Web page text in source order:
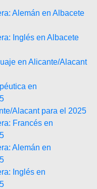
Alemán en Albacete
Inglés en Albacete
en Alicante/Alacant
en
Alacant para el 2025
Francés en
Alemán en
Inglés en